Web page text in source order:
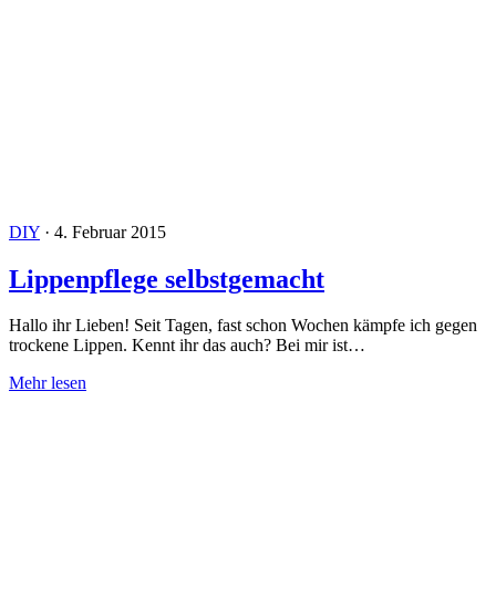
DIY · 4. Februar 2015
Lippenpflege selbstgemacht
Hallo ihr Lieben! Seit Tagen, fast schon Wochen kämpfe ich gegen
trockene Lippen. Kennt ihr das auch? Bei mir ist…
Mehr lesen